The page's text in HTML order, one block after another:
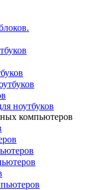
ноутбуков
компьютеров